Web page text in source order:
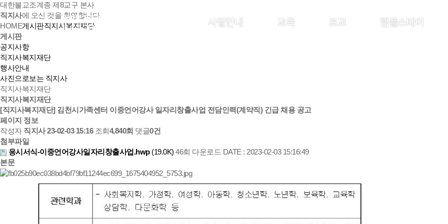
사찰안내 교육 포교 템플스테이
대한불교조계종 제8교구 본사
직지사에 오신 것을 환영합니다.
HOME게시판직지사복지재단
게시판
공지사항
직지사복지재단
행사안내
사진으로보는 직지사
직지사복지재단
직지사복지재단
[직지사복지재단] 김천시가족센터 이중언어강사 일자리창출사업 전담인력(계약직) 긴급 채용 공고
페이지 정보
작성자 직지사 23-02-03 15:16조회 4,840회 댓글0건
첨부파일
응시서식-이중언어강사일자리창출사업.hwp(19.0K) 46회 다운로드 DATE : 2023-02-03 15:16:49
본문